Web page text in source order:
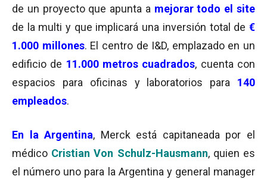
de un proyecto que apunta a mejorar todo el site
de la multi y que implicará una inversión total de €
1.000 millones. El centro de I&D, emplazado en un
edificio de 11.000 metros cuadrados, cuenta con
espacios para oficinas y laboratorios para 140
empleados.
En laArgentina, Merck está capitaneada por el
médico Cristian Von Schulz-Hausmann, quien es
el número uno para la Argentina y general manager